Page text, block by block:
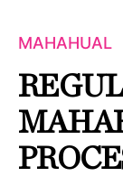
MAHAHUAL